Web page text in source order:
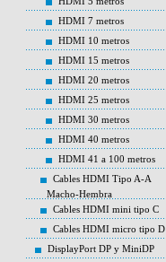
HDMI 7 metros
HDMI 10 metros
HDMI 15 metros
HDMI 20 metros
HDMI 25 metros
HDMI 30 metros
HDMI 40 metros
HDMI 41 a 100 metros
Cables HDMI Tipo A-A
Macho-Hembra
Cables HDMI mini tipo C
Cables HDMI micro tipo D
DisplayPort DP y MiniDP